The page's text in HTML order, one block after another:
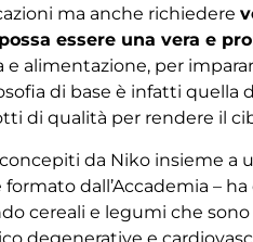
ma anche richiedere
essere una vera e
alimentazione, per
di base è infatti quella
di qualità per rendere il
da Niko insieme a
dall’Accademia –
cereali e legumi che sono
degenerative e